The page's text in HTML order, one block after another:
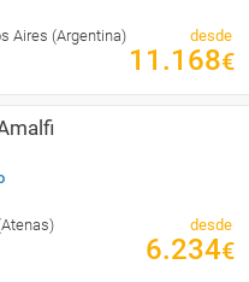
Aires (Argentina)
desde
11.168€
desde
6.234€